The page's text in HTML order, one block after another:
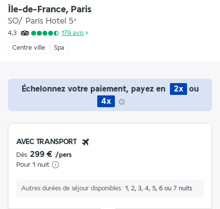
Île-de-France, Paris
SO/ Paris Hotel 5*
4,3 179 avis
Centre ville Spa
Échelonnez votre paiement, payez en 2x
ou
4x
AVEC TRANSPORT
Dès 299 € /pers
Pour 1 nuit
Autres durées de séjour disponibles 1, 2, 3, 4, 5, 6 ou 7 nuits